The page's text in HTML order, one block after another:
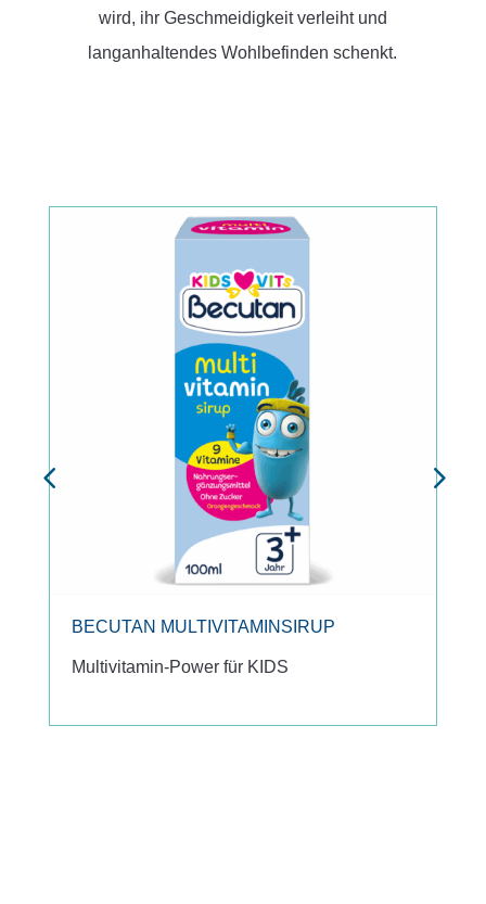
wird, ihr Geschmeidigkeit verleiht und
langanhaltendes Wohlbefinden schenkt.
BECUTAN MULTIVITAMINSIRUP
Multivitamin-Power für KIDS